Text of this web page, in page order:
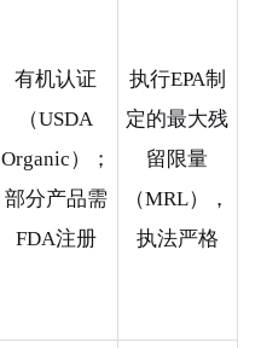
有机认证
（USDA
Organic）；
部分产品需
FDA注册
执行EPA制
定的最大残
留限量
（MRL），
执法严格